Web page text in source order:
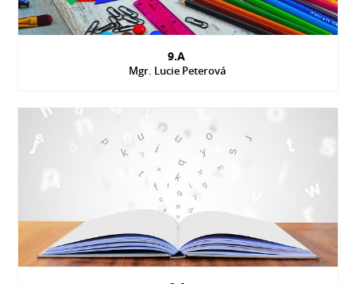
9.A
Mgr. Lucie Peterová